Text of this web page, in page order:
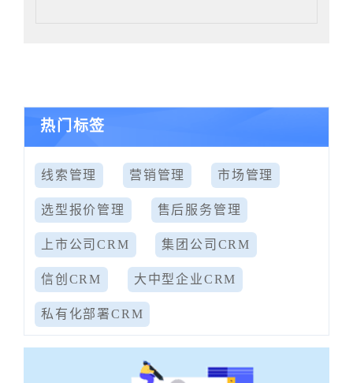
热门标签
线索管理 营销管理 市场管理
选型报价管理 售后服务管理
上市公司CRM 集团公司CRM
信创CRM 大中型企业CRM
私有化部署CRM